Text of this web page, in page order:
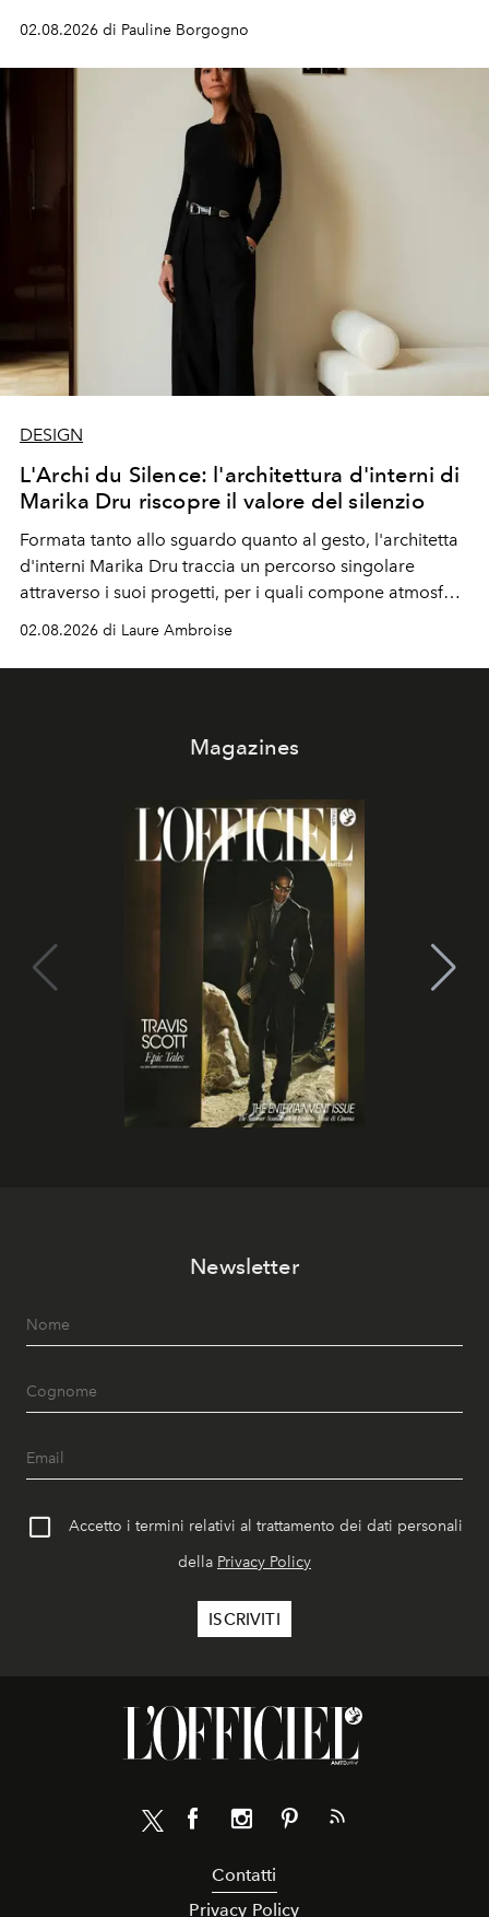
immaginario visivo e vulnerabilità senza confini.
02.08.2026 di Pauline Borgogno
DESIGN
L'Archi du Silence: l'architettura d'interni di
Marika Dru riscopre il valore del silenzio
Formata tanto allo sguardo quanto al gesto, l'architetta
d'interni Marika Dru traccia un percorso singolare
attraverso i suoi progetti, per i quali compone atmosfere
silenziose, quasi sospese, dove l'emozione nasce meno
diventa una forma di evidenza.
02.08.2026 di Laure Ambroise
Magazines
Newsletter
Accetto i termini relativi al trattamento dei dati personali
della Privacy Policy
Contatti
Privacy Policy